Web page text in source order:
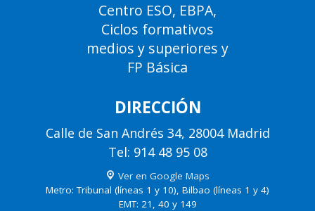
Centro ESO, EBPA,
Ciclos formativos
medios y superiores y
FP Básica
DIRECCIÓN
Calle de San Andrés 34, 28004 Madrid
Tel: 914 48 95 08
Ver en Google Maps
Metro: Tribunal (líneas 1 y 10), Bilbao (líneas 1 y 4)
EMT: 21, 40 y 149